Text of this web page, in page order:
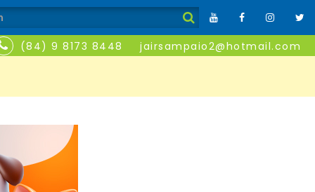
(84) 9 8173 8448 jairsampaio2@hotmail.com